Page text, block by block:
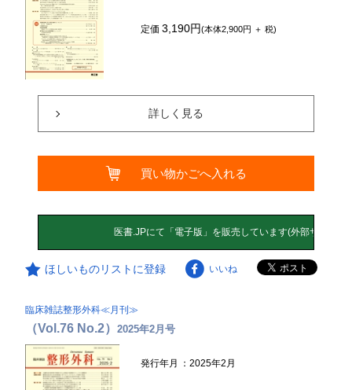
定価3,190円(本体2,900円 ＋ 税)
詳しく見る
買い物かごへ入れる
ほしいものリストに登録 いいね
臨床雑誌整形外科≪月刊≫
（Vol.76 No.2）2025年2月号
発行年月 ：2025年2月